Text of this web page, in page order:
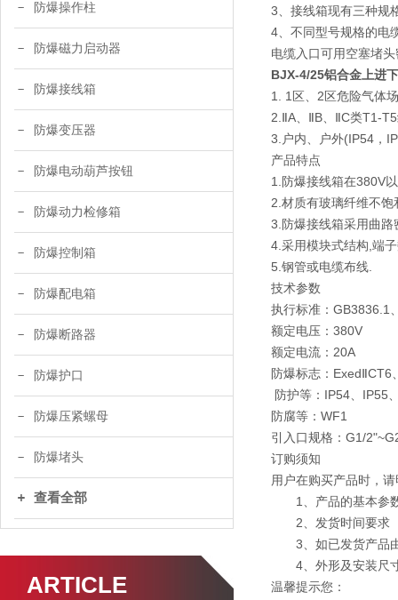
防爆操作柱
防爆磁力启动器
防爆接线箱
防爆变压器
防爆电动葫芦按钮
防爆动力检修箱
防爆控制箱
防爆配电箱
防爆断路器
防爆护口
防爆压紧螺母
防爆堵头
查看全部
ARTICLE
3、接线箱现有三种规
4、不同型号规格的电
电缆入口可用空塞堵
BJX-4/25铝合金上进
1. 1区、2区危险气体
2.ⅡA、ⅡB、ⅡC类T1-
3.户内、户外(IP54，
产品特点
1.防爆接线箱在380V
2.材质有玻璃纤维不
3.防爆接线箱采用曲
4.采用模块式结构,端
5.钢管或电缆布线.
技术参数
执行标准：GB3836.1
额定电压：380V
额定电流：20A
防爆标志：ExedⅡCT6
防护等：IP54、IP55
防腐等：WF1
引入口规格：G1/
订购须知
用户在购买产品时，
1、产品的基本参数
2、发货时间要求
3、如已发货产品由
4、外形及安装尺寸
温馨提示您：